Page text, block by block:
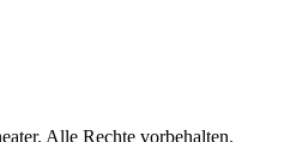
Alle Rechte vorbehalten.